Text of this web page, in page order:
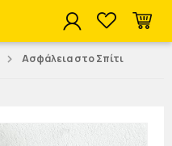
Ασφάλεια στο Σπίτι